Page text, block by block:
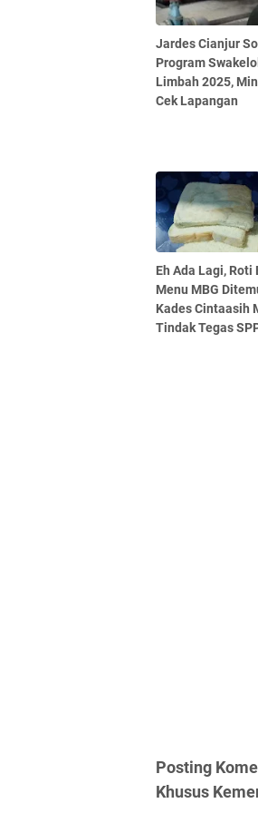
Jardes Cianjur
Program
Limbah 2025,
Cek Lapangan
Eh Ada Lagi, Roti
Menu MBG
Kades Cintaasih
Tindak Tegas
Posting
Khusus